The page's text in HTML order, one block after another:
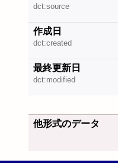
dct:source
作成日
dct:created
最終更新日
dct:modified
他形式のデータ